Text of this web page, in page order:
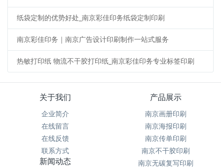
纸袋定制的优势好处_南京彩佳印务纸袋定制印刷
南京彩佳印务｜南京广告设计印刷制作一站式服务
热敏打印纸 物流不干胶打印纸_南京彩佳印务专业标签印刷
关于我们
企业简介
在线留言
在线反馈
联系方式
产品展示
南京画册印刷
南京海报印刷
南京传单印刷
南京不干胶印刷
南京无碳复写印刷
新闻动态